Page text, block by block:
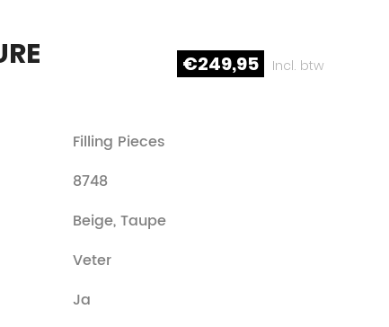
€249,95 Incl. btw
Filling Pieces
8748
Beige, Taupe
Veter
Ja